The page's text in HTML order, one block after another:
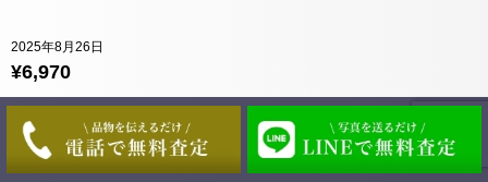
¥6,970
2025年8月26日
¥7,026
2025年8月25日